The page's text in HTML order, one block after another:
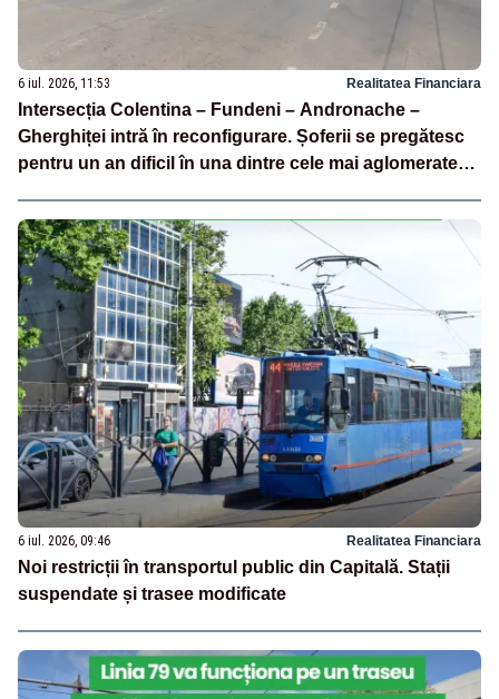
6 iul. 2026, 11:53 Realitatea Financiara
Intersecția Colentina – Fundeni – Andronache –
Gherghiței intră în reconfigurare. Șoferii se pregătesc
pentru un an dificil în una dintre cele mai aglomerate
6 iul. 2026, 09:46 Realitatea Financiara
Noi restricții în transportul public din Capitală. Stații
suspendate și trasee modificate